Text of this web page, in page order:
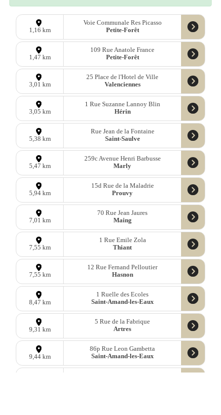
1,16 km
Voie Communale Res Picasso
Petite-Forêt
1,47 km
109 Rue Anatole France
Petite-Forêt
3,01 km
25 Place de l'Hotel de Ville
Valenciennes
3,05 km
1 Rue Suzanne Lannoy Blin
Hérin
5,38 km
Rue Jean de la Fontaine
Saint-Saulve
5,47 km
259c Avenue Henri Barbusse
Marly
5,94 km
15d Rue de la Maladrie
Prouvy
7,01 km
70 Rue Jean Jaures
Maing
7,55 km
1 Rue Emile Zola
Thiant
7,55 km
12 Rue Fernand Pelloutier
Hasnon
8,47 km
1 Ruelle des Ecoles
Saint-Amand-les-Eaux
9,31 km
5 Rue de la Fabrique
Artres
9,44 km
86p Rue Leon Gambetta
Saint-Amand-les-Eaux